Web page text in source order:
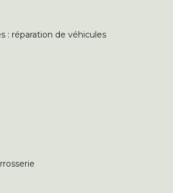
: réparation de véhicules